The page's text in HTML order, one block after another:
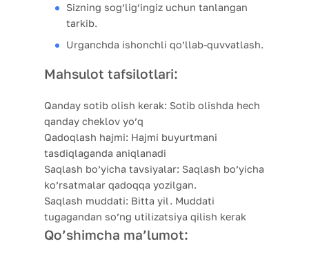
Sizning sog’lig’ingiz uchun tanlangan
tarkib.
Urganchda ishonchli qo’llab-quvvatlash.
Mahsulot tafsilotlari:
Qanday sotib olish kerak: Sotib olishda hech
qanday cheklov yo’q
Qadoqlash hajmi: Hajmi buyurtmani
tasdiqlaganda aniqlanadi
Saqlash bo’yicha tavsiyalar: Saqlash bo’yicha
ko’rsatmalar qadoqqa yozilgan.
Saqlash muddati: Bitta yil. Muddati
tugagandan so’ng utilizatsiya qilish kerak
Qo’shimcha ma’lumot: